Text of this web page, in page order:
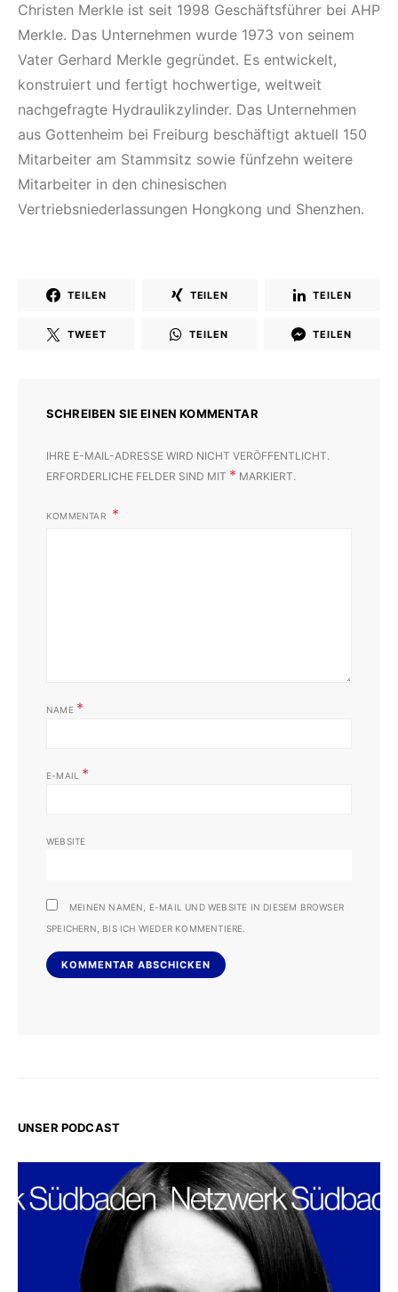
Christen Merkle ist seit 1998 Geschäftsführer bei AHP
Merkle. Das Unternehmen wurde 1973 von seinem
Vater Gerhard Merkle gegründet. Es entwickelt,
konstruiert und fertigt hochwertige, weltweit
nachgefragte Hydraulikzylinder. Das Unternehmen
aus Gottenheim bei Freiburg beschäftigt aktuell 150
Mitarbeiter am Stammsitz sowie fünfzehn weitere
Mitarbeiter in den chinesischen
Vertriebsniederlassungen Hongkong und Shenzhen.
TEILEN TEILEN TEILEN
TWEET TEILEN TEILEN
SCHREIBEN SIE EINEN KOMMENTAR
IHRE E-MAIL-ADRESSE WIRD NICHT VERÖFFENTLICHT.
ERFORDERLICHE FELDER SIND MIT * MARKIERT.
KOMMENTAR
NAME *
E-MAIL *
WEBSITE
MEINEN NAMEN, E-MAIL UND WEBSITE IN DIESEM BROWSER
SPEICHERN, BIS ICH WIEDER KOMMENTIERE.
UNSER PODCAST